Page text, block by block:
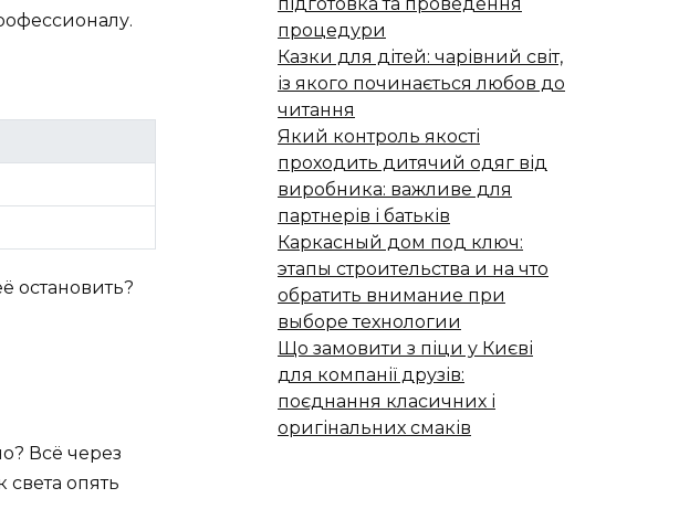
остановить?
Всё через
света опять
процедури
Казки для дітей: чарівний світ,
із якого починається любов до
читання
Який контроль якості
проходить дитячий одяг від
виробника: важливе для
партнерів і батьків
Каркасный дом под ключ:
этапы строительства и на что
обратить внимание при
выборе технологии
Що замовити з піци у Києві
для компанії друзів:
поєднання класичних і
оригінальних смаків